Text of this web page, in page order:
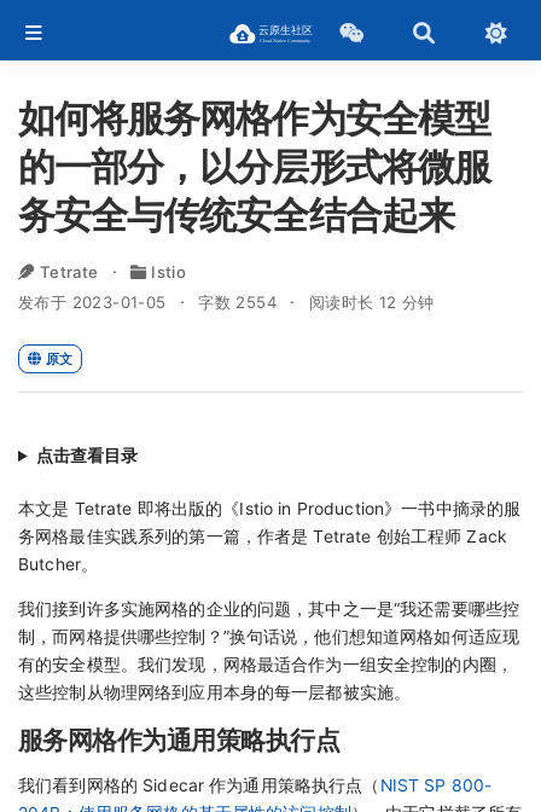
如何将服务网格作为安全模型
的一部分，以分层形式将微服
务安全与传统安全结合起来
Tetrate
Istio
发布于 2023-01-05
字数 2554 阅读时长 12 分钟
原文
点击查看目录
本文是 Tetrate 即将出版的《Istio in Production》一书中摘录的服
务网格最佳实践系列的第一篇，作者是 Tetrate 创始工程师 Zack
Butcher。
我们接到许多实施网格的企业的问题，其中之一是“我还需要哪些控
制，而网格提供哪些控制？”换句话说，他们想知道网格如何适应现
有的安全模型。我们发现，网格最适合作为一组安全控制的内圈，
这些控制从物理网络到应用本身的每一层都被实施。
服务网格作为通用策略执行点
我们看到网格的 Sidecar 作为通用策略执行点（ NIST SP 800-